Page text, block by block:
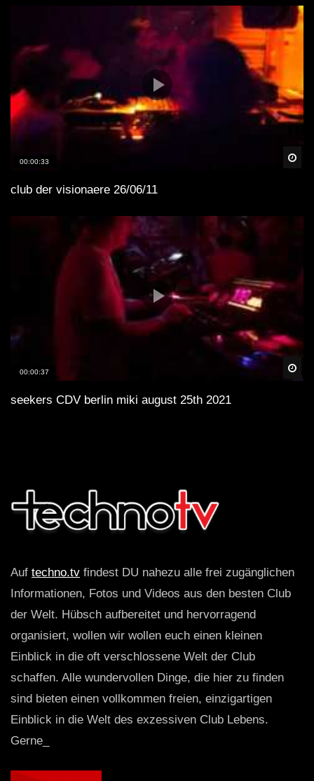
00:00:33
club der visionaere 26/06/11
00:00:37
seekers CDV berlin miki august 25th 2021
Auf techno.tv findest DU nahezu alle frei zugänglichen
Informationen, Fotos und Videos aus den besten Club
der Welt. Hübsch aufbereitet und hervorragend
organisiert, wollen wir wollen euch einen kleinen
Einblick in die oft verschlossene Welt der Club
schaffen. Alle wundervollen Dinge, die hier zu finden
sind bieten einen vollkommen freien, einzigartigen
Einblick in die Welt des exzessiven Club Lebens.
Gerne_